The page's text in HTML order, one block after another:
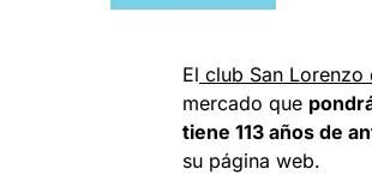
El club San Lorenzo
mercado que
tiene 113 años de
su página web.